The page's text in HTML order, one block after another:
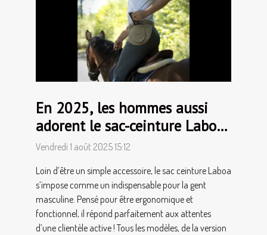
En 2025, les hommes aussi
adorent le sac-ceinture Laboa
!
Vendredi 1 août 2025 15:12
Loin d’être un simple accessoire, le sac ceinture Laboa
s’impose comme un indispensable pour la gent
masculine. Pensé pour être ergonomique et
fonctionnel, il répond parfaitement aux attentes
d’une clientèle active ! Tous les modèles, de la version